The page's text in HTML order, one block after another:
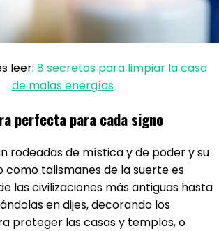
leer: 8 secretos para limpiar la casa
de malas energías
perfecta para cada signo
rodeadas de mística y de poder y su
talismanes de la suerte es
las civilizaciones más antiguas hasta
en dijes, decorando los
proteger las casas y templos, o